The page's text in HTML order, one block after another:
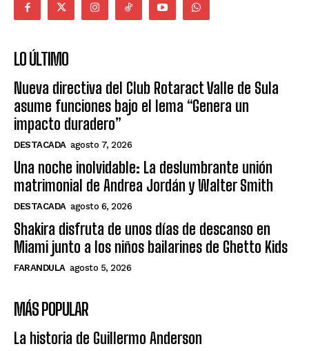
LO ÚLTIMO
Nueva directiva del Club Rotaract Valle de Sula
asume funciones bajo el lema “Genera un
impacto duradero”
DESTACADA agosto 7, 2026
Una noche inolvidable: La deslumbrante unión
matrimonial de Andrea Jordán y Walter Smith
DESTACADA agosto 6, 2026
Shakira disfruta de unos días de descanso en
Miami junto a los niños bailarines de Ghetto Kids
FARANDULA agosto 5, 2026
MÁS POPULAR
La historia de Guillermo Anderson